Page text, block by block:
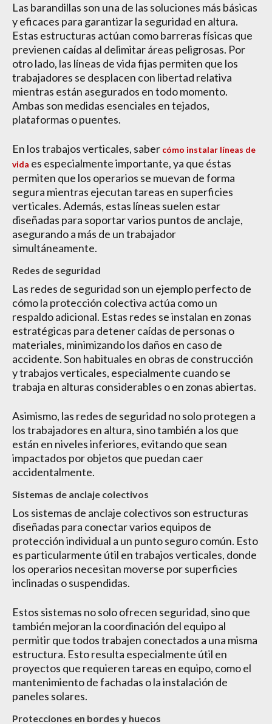
Las barandillas son una de las soluciones más básicas
y eficaces para garantizar la seguridad en altura.
Estas estructuras actúan como barreras físicas que
previenen caídas al delimitar áreas peligrosas. Por
otro lado, las líneas de vida fijas permiten que los
trabajadores se desplacen con libertad relativa
mientras están asegurados en todo momento.
Ambas son medidas esenciales en tejados,
plataformas o puentes.
En los trabajos verticales, saber cómo instalar líneas de
vida es especialmente importante, ya que éstas
permiten que los operarios se muevan de forma
segura mientras ejecutan tareas en superficies
verticales. Además, estas líneas suelen estar
diseñadas para soportar varios puntos de anclaje,
asegurando a más de un trabajador
simultáneamente.
Redes de seguridad
Las redes de seguridad son un ejemplo perfecto de
cómo la protección colectiva actúa como un
respaldo adicional. Estas redes se instalan en zonas
estratégicas para detener caídas de personas o
materiales, minimizando los daños en caso de
accidente. Son habituales en obras de construcción
y trabajos verticales, especialmente cuando se
trabaja en alturas considerables o en zonas abiertas.
Asimismo, las redes de seguridad no solo protegen a
los trabajadores en altura, sino también a los que
están en niveles inferiores, evitando que sean
impactados por objetos que puedan caer
accidentalmente.
Sistemas de anclaje colectivos
Los sistemas de anclaje colectivos son estructuras
diseñadas para conectar varios equipos de
protección individual a un punto seguro común. Esto
es particularmente útil en trabajos verticales, donde
los operarios necesitan moverse por superficies
inclinadas o suspendidas.
Estos sistemas no solo ofrecen seguridad, sino que
también mejoran la coordinación del equipo al
permitir que todos trabajen conectados a una misma
estructura. Esto resulta especialmente útil en
proyectos que requieren tareas en equipo, como el
mantenimiento de fachadas o la instalación de
paneles solares.
Protecciones en bordes y huecos